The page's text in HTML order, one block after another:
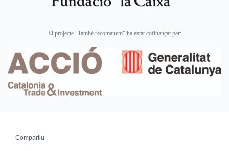
El projecte "També recomanem" ha estat cofinançat per:
Compartiu